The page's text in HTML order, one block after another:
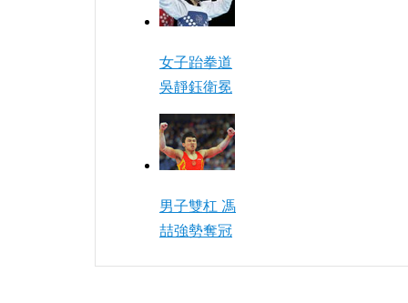
女子跆拳道
吳靜鈺衛冕
男子雙杠 馮
喆強勢奪冠